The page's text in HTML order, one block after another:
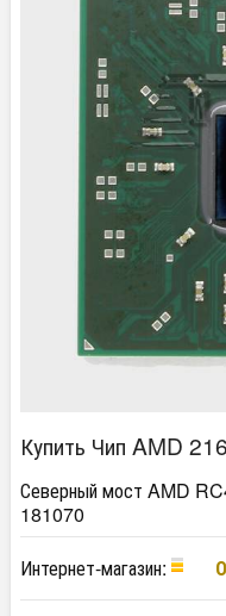
Купить Чип AMD
Северный мост AMD
181070
Интернет-магазин: